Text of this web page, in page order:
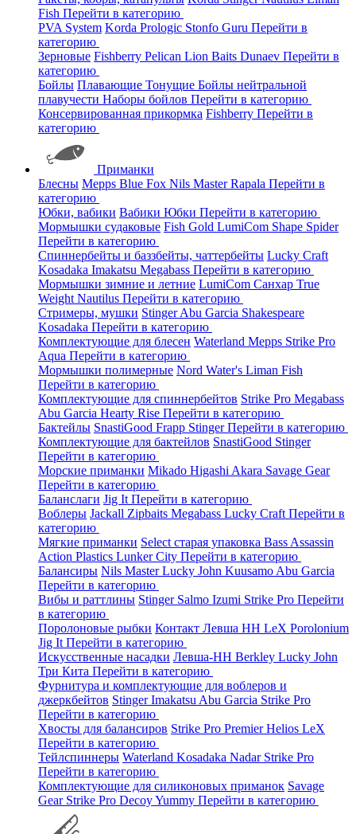
Fish Перейти в категорию
PVA System Korda Prologic Stonfo Guru Перейти в
категорию
Зерновые Fishberry Pelican Lion Baits Dunaev Перейти в
категорию
Бойлы Плавающие Тонущие Бойлы нейтральной
плавучести Наборы бойлов Перейти в категорию
Консервированная прикормка Fishberry Перейти в
категорию
Приманки
Блесны Mepps Blue Fox Nils MasterRapala Перейти в
категорию
Юбки, вабики Вабики Юбки Перейти в категорию
Мормышки судаковые Fish Gold LumiCom Shape Spider
Перейти в категорию
Спиннербейты и баззбейты, чаттербейты Lucky Craft
Kosadaka Imakatsu Megabass Перейти в категорию
Мормышки зимние и летние LumiCom Санхар True
Weight Nautilus Перейти в категорию
Стримеры, мушки StingerAbu Garcia Shakespeare
Kosadaka Перейти в категорию
Комплектующие для блесен Waterland Mepps Strike Pro
Aqua Перейти в категорию
Мормышки полимерные Nord Water's Liman Fish
Перейти в категорию
Комплектующие для спиннербейтов Strike Pro Megabass
Abu Garcia Hearty Rise Перейти в категорию
Бактейлы SnastiGood Frapp StingerПерейти в категорию
Комплектующие для бактейлов SnastiGood Stinger
Перейти в категорию
Морские приманки Mikado Higashi Akara Savage Gear
Перейти в категорию
Баланслаги Jig It Перейти в категорию
Воблеры Jackall Zipbaits Megabass Lucky Craft Перейти в
категорию
Мягкие приманки Select старая упаковка Bass Assassin
Action Plastics Lunker City Перейти в категорию
Балансиры Nils MasterLucky John Kuusamo Abu Garcia
Перейти в категорию
Вибы и раттлины Stinger Salmo Izumi Strike Pro Перейти
в категорию
Поролоновые рыбки Контакт Левша НН LeX Porolonium
Jig It Перейти в категорию
Искусственные насадки Левша-НН Berkley Lucky John
Три Кита Перейти в категорию
Фурнитура и комплектующие для воблеров и
джеркбейтов StingerImakatsu Abu Garcia Strike Pro
Перейти в категорию
Хвосты для балансиров Strike Pro PremierHelios LeX
Перейти в категорию
Тейлспиннеры Waterland Kosadaka Nadar Strike Pro
Перейти в категорию
Комплектующие для силиконовых приманок Savage
Gear Strike Pro DecoyYummy Перейти в категорию